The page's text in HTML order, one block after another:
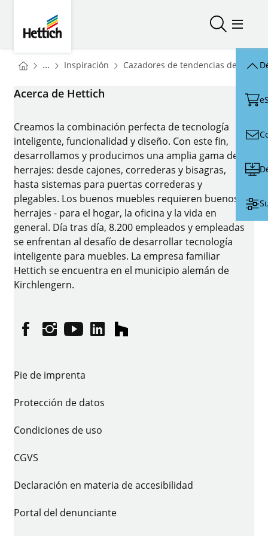
Abrir/Abrir/
You are here:
Homepage
... Inspiración Homepage
Cazadores de tendencias de Hettich
Acerca de Hettich
Creamos la combinación perfecta de tecnología
inteligente, funcionalidad y diseño. Con este fin,
desarrollamos y producimos una amplia gama de
herrajes: desde cajones, correderas y bisagras,
hasta sistemas para puertas correderas y
plegables. Los buenos muebles requieren buenos
herrajes - para el hogar, la oficina y la vida en
general. Día tras día, 8.200 empleados y empleadas
se enfrentan al desafío de desarrollar tecnología
inteligente para muebles. La empresa familiar
Hettich se encuentra en el municipio alemán de
Kirchlengern.
FacebookInstagram
YouTubelinkedinhouzz
Pie de imprenta
Protección de datos
Condiciones de uso
CGVS
Declaración en materia de accesibilidad
Portal del denunciante